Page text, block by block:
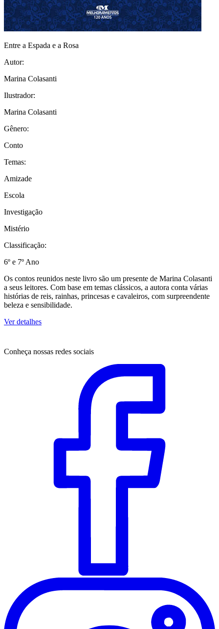
Entre a Espada e a Rosa
Autor:
Marina Colasanti
Ilustrador:
Marina Colasanti
Gênero:
Conto
Temas:
Amizade
Escola
Investigação
Mistério
Classificação:
6º e 7º Ano
Os contos reunidos neste livro são um presente de Marina Colasanti
a seus leitores. Com base em temas clássicos, a autora conta várias
histórias de reis, rainhas, princesas e cavaleiros, com surpreendente
beleza e sensibilidade.
Ver detalhes
Conheça nossas redes sociais